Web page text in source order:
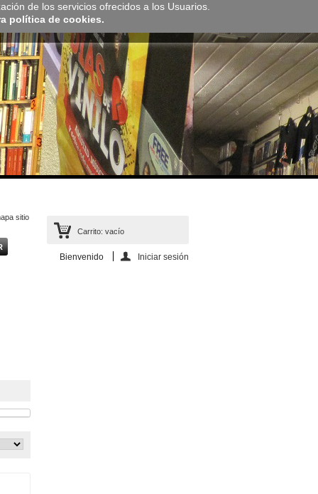
de los servicios ofrecidos a los Usuarios.
política de cookies.
Carrito: vacío
Bienvenido Iniciar sesión
sitio